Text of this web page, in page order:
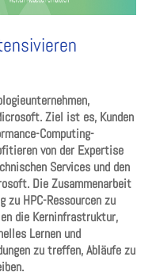
Ziel ist es, Kunden
Computing-
von der Expertise
Services und den
Die Zusammenarbeit
zu HPC-Ressourcen zu
die Kerninfrastruktur,
Lernen und
zu treffen, Abläufe zu